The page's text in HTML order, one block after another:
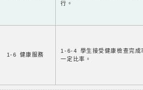
行。
1-6 健康服務
1-6-4 學生接受健康檢查完成
一定比率。